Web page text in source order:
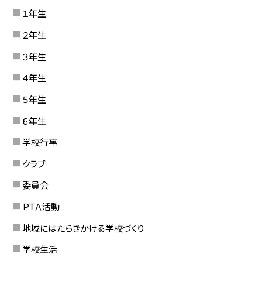
１年生
２年生
３年生
４年生
５年生
６年生
学校行事
クラブ
委員会
ＰＴＡ活動
地域にはたらきかける学校づくり
学校生活